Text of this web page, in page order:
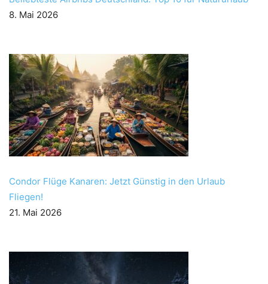
8. Mai 2026
Condor Flüge Kanaren: Jetzt Günstig in den Urlaub
Fliegen!
21. Mai 2026